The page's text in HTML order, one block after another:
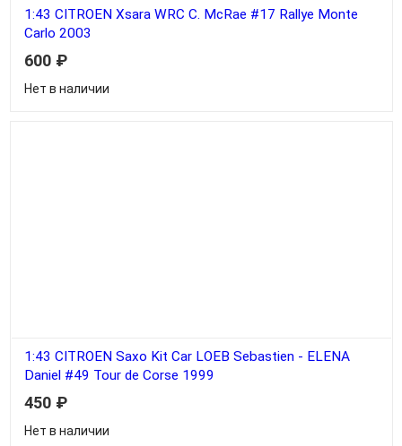
1:43 CITROEN Xsara WRC C. McRae #17 Rallye Monte
Carlo 2003
600 ₽
Нет в наличии
1:43 CITROEN Saxo Kit Car LOEB Sebastien - ELENA
Daniel #49 Tour de Corse 1999
450 ₽
Нет в наличии